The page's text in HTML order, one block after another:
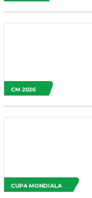
CM 2026
CUPA MONDIALA